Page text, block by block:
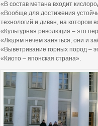
«В состав метана входит
«Вообще для достижения
технологий и диван, на котором
«Культурная революция – это
«Людям нечем заняться, они и
«Выветривание горных пород –
«Киото – японская страна».